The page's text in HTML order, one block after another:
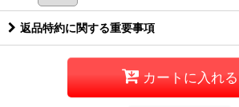
返品特約に関する重要事項
カートに入れる